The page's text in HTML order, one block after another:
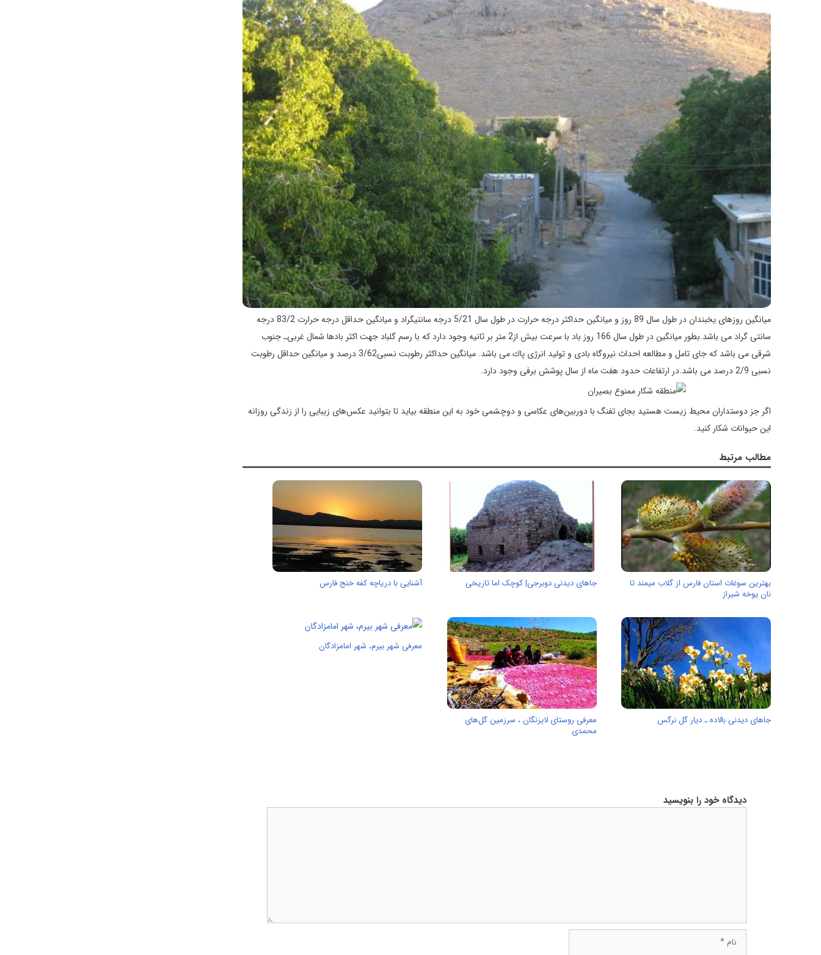
میانگین روزهای یخبندان در طول سال 89 روز و میانگین حداكثر درجه حرارت در طول سال 5/21 درجه سانتیگراد و میانگین حداقل درجه حرارت 83/2 درجه
سانتی گراد می باشد.بطور میانگین در طول سال 166 روز باد با سرعت بیش از2 متر بر ثانیه وجود دارد كه با رسم گلباد جهت اكثر بادها شمال غربی‌ـ جنوب
شرقی می باشد كه جای تامل و مطالعه احداث نیروگاه بادی و تولید انرژی پاك می باشد. میانگین حداكثر رطوبت نسبی3/62 درصد و میانگین حداقل رطوبت
نسبی 2/9 درصد می باشد.در ارتفاعات حدود هفت ماه از سال پوشش برفی وجود دارد.
اگر جز دوستداران محیط زیست هستید بجای تفنگ با دوربین‌های عکاسی و دوچشمی خود به این منطقه بیاید تا بتوانید عکس‌های زیبایی را از زندگی روزانه
این حیوانات شکار کنید.
مطالب مرتبط
بهترین سوغات استان فارس از گلاب میمند تا
نان یوخه شیراز
جاهای دیدنی دوبرجی| کوچک اما تاریخی آشنایی با دریاچه کفه خنج فارس
جاهای دیدنی بالاده ـ دیار گل نرگس
معرفی روستای لایزنگان ، سرزمین گل‌های
محمدی
معرفی شهر بیرم، شهر امامزادگان
دیدگاه خود را بنویسید